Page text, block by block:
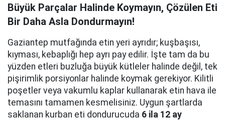
Büyük Parçalar Halinde Koymayın, Çözülen Eti
Bir Daha Asla Dondurmayın!
Gaziantep mutfağında etin yeri ayrıdır; kuşbaşısı,
kıyması, kebaplığı hep ayrı pay edilir. İşte tam da bu
yüzden etleri buzluğa büyük kütleler halinde değil, tek
pişirimlik porsiyonlar halinde koymak gerekiyor. Kilitli
poşetler veya vakumlu kaplar kullanarak etin hava ile
temasını tamamen kesmelisiniz. Uygun şartlarda
saklanan kurban eti dondurucuda 6 ila 12 ay